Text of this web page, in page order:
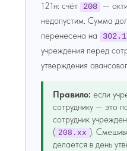
121н: счёт
208
—
недопустим. Сумма
перенесена на
учреждения перед
утверждения
Правило: если
сотруднику — это
сотрудник
( 208.хх ).
делается в день